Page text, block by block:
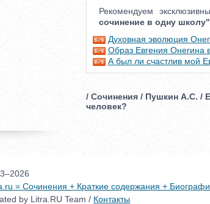
Рекомендуем
сочинение в одну школу"
Духовная эволюция
Образ Евгения Онегина
А был ли счастлив мой
/ Сочинения / Пушкин А.С. /
человек?
= Сочинения + Краткие содержания +
by Litra.RU Team / Контакты